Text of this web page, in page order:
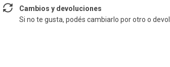
Cambios y devoluciones
Si no te gusta, podés cambiarlo por otro o